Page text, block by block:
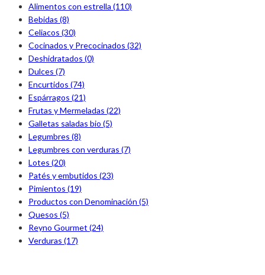
Alimentos con estrella (110)
Bebidas (8)
Celiacos (30)
Cocinados y Precocinados (32)
Deshidratados (0)
Dulces (7)
Encurtidos (74)
Espárragos (21)
Frutas y Mermeladas (22)
Galletas saladas bio (5)
Legumbres (8)
Legumbres con verduras (7)
Lotes (20)
Patés y embutidos (23)
Pimientos (19)
Productos con Denominación (5)
Quesos (5)
Reyno Gourmet (24)
Verduras (17)